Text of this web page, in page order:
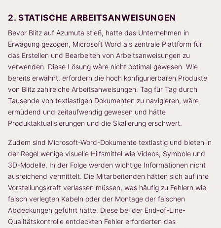
2. STATISCHE ARBEITSANWEISUNGEN
Bevor Blitz auf Azumuta stieß, hatte das Unternehmen in
Erwägung gezogen, Microsoft Word als zentrale Plattform für
das Erstellen und Bearbeiten von Arbeitsanweisungen zu
verwenden. Diese Lösung wäre nicht optimal gewesen. Wie
bereits erwähnt, erfordern die hoch konfigurierbaren Produkte
von Blitz zahlreiche Arbeitsanweisungen. Tag für Tag durch
Tausende von textlastigen Dokumenten zu navigieren, wäre
ermüdend und zeitaufwendig gewesen und hätte
Produktaktualisierungen und die Skalierung erschwert.
Zudem sind Microsoft-Word-Dokumente textlastig und bieten in
der Regel wenige visuelle Hilfsmittel wie Videos, Symbole und
3D-Modelle. In der Folge werden wichtige Informationen nicht
ausreichend vermittelt. Die Mitarbeitenden hätten sich auf ihre
Vorstellungskraft verlassen müssen, was häufig zu Fehlern wie
falsch verlegten Kabeln oder der Montage der falschen
Abdeckungen geführt hätte. Diese bei der End-of-Line-
Qualitätskontrolle entdeckten Fehler erforderten das